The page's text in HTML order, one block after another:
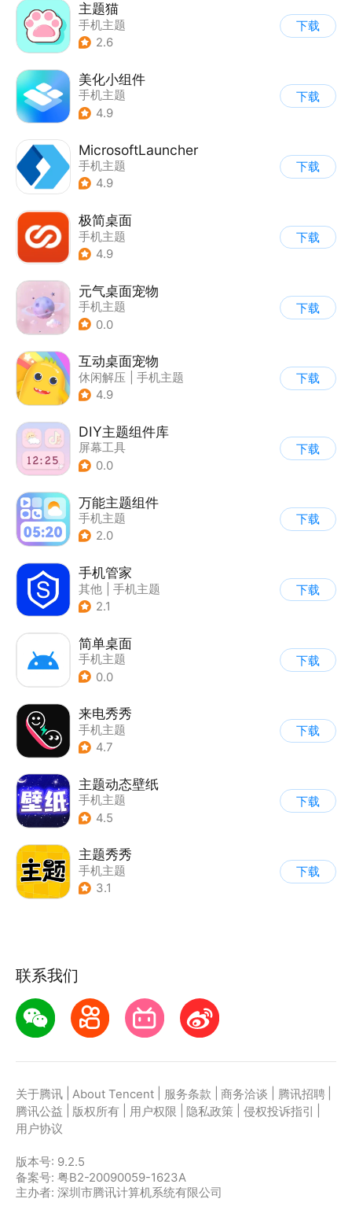
主题猫
手机主题
2.6
下载
美化小组件
手机主题
4.9
下载
MicrosoftLauncher
手机主题
4.9
下载
极简桌面
手机主题
4.9
下载
元气桌面宠物
手机主题
0.0
下载
互动桌面宠物
休闲解压
手机主题
4.9
下载
DIY主题组件库
屏幕工具
0.0
下载
万能主题组件
手机主题
2.0
下载
手机管家
其他
手机主题
2.1
下载
简单桌面
手机主题
0.0
下载
来电秀秀
手机主题
4.7
下载
主题动态壁纸
手机主题
4.5
下载
主题秀秀
手机主题
3.1
下载
联系我们
关于腾讯 About Tencent 服务条款 商务洽谈 腾讯招聘
腾讯公益
版权所有 用户权限 隐私政策 侵权投诉指引
用户协议
版本号: 9.2.5
备案号: 粤B2-20090059-1623A
主办者: 深圳市腾讯计算机系统有限公司